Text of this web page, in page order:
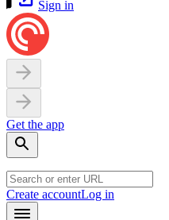
Sign in
Get the app
Create accountLog in